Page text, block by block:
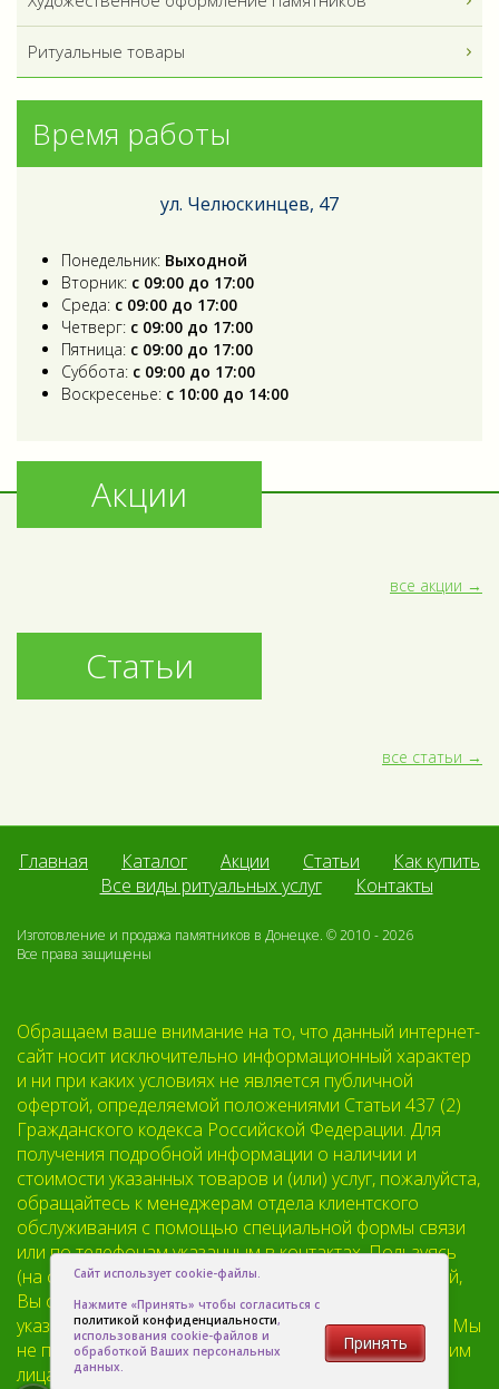
Ритуальные товары
Время работы
ул. Челюскинцев, 47
Понедельник: Выходной
Вторник: с 09:00 до 17:00
Среда: с 09:00 до 17:00
Четверг: с 09:00 до 17:00
Пятница: с 09:00 до 17:00
Суббота: с 09:00 до 17:00
Воскресенье: с 10:00 до 14:00
Акции
все акции
Статьи
все статьи
Главная Каталог Акции Статьи
Как купить
Все виды ритуальных услуг
Контакты
Изготовление и продажа памятников в Донецке. © 2010 - 2026
Все права защищены
Обращаем ваше внимание на то, что данный интернет-
сайт носит исключительно информационный характер
и ни при каких условиях не является публичной
офертой, определяемой положениями Статьи 437 (2)
Гражданского кодекса Российской Федерации. Для
получения подробной информации о наличии и
стоимости указанных товаров и (или) услуг, пожалуйста,
обращайтесь к менеджерам отдела клиентского
обслуживания с помощью специальной формы связи
или по телефонам указанным в контактах. Пользуясь
(на сайте) формой обратной связи или регистрацией,
Вы соглашаетесь с тем что мы будем хранить
указанную Вами, Вашу персональную информацию. Мы
не предоставляем Вашу личную информацию третьим
лицам, кроме случаев предусмотренных
Сайт использует cookie-файлы.
Нажмите «Принять» чтобы согласиться с
политикой конфиденциальности,
использования cookie-файлов и
обработкой Ваших персональных
данных.
Принять